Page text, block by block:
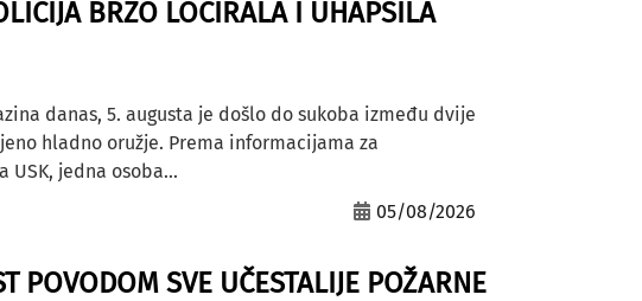
BRZO LOCIRALA I UHAPSILA
danas, 5. augusta je došlo do sukoba između dvije
hladno oružje. Prema informacijama za
USK, jedna osoba...
05/08/2026
POVODOM SVE UČESTALIJE POŽARNE